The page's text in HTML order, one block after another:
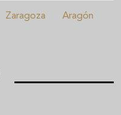
Zaragoza Aragón